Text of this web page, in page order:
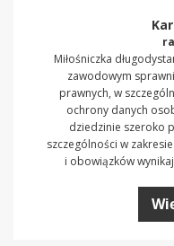
Miłośniczka
zawodowym
prawnych, w
ochrony danych
dziedzinie szeroko
szczególności w
i obowiązków